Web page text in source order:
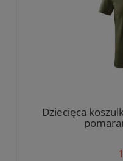
Dziecięca